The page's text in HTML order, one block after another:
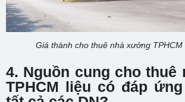
Giá thành cho thuê nhà xưởng
4. Nguồn cung cho thuê
TPHCM liệu có đáp